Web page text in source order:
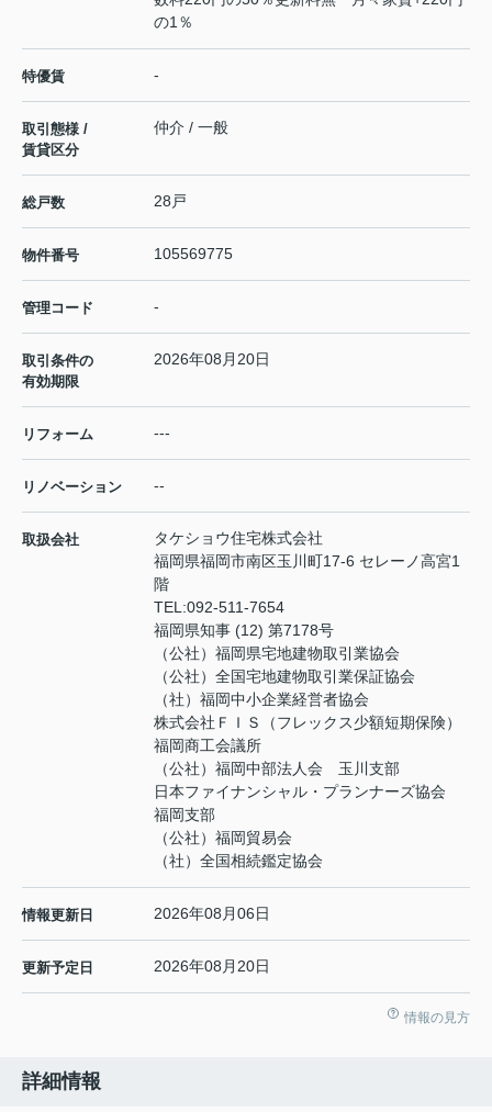
の1％
特優賃 -
取引態様 /
賃貸区分
仲介 / 一般
総戸数 28戸
物件番号 105569775
管理コード -
取引条件の
有効期限
2026年08月20日
リフォーム ---
リノベーション --
取扱会社
タケショウ住宅株式会社
福岡県福岡市南区玉川町17-6 セレーノ高宮1
階
TEL:092-511-7654
福岡県知事 (12) 第7178号
（公社）福岡県宅地建物取引業協会
（公社）全国宅地建物取引業保証協会
（社）福岡中小企業経営者協会
株式会社ＦＩＳ（フレックス少額短期保険）
福岡商工会議所
（公社）福岡中部法人会 玉川支部
日本ファイナンシャル・プランナーズ協会
福岡支部
（公社）福岡貿易会
（社）全国相続鑑定協会
情報更新日 2026年08月06日
更新予定日 2026年08月20日
情報の見方
詳細情報